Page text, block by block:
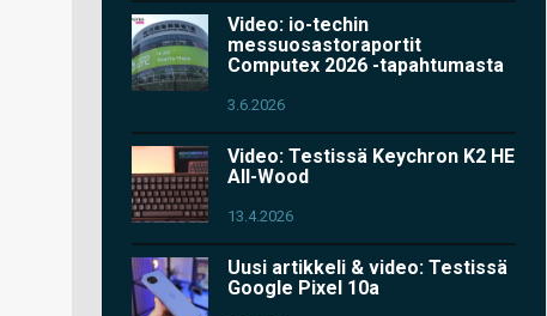
Video: io-techin
messuosastoraportit
Computex 2026 -tapahtumasta
3.6.2026
Video: Testissä Keychron K2 HE
All-Wood
13.4.2026
Uusi artikkeli & video: Testissä
Google Pixel 10a